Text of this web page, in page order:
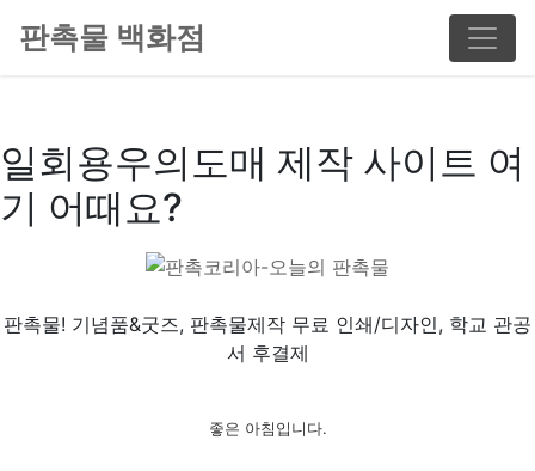
판촉물 백화점
일회용우의도매 제작 사이트 여
기 어때요?
판촉물! 기념품&굿즈, 판촉물제작 무료 인쇄/디자인, 학교 관공
서 후결제
좋은 아침입니다.